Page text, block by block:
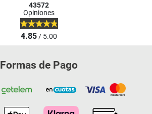
43572
Opiniones
4.85/ 5.00
Formas de Pago